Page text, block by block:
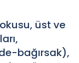
üst ve
bağırsak),